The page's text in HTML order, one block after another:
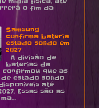
o fim da
Samsung
confirma bateria
estado solido em
2027
A divisão de
baterias da
confirmou que as
estado solido
até
Essas são as